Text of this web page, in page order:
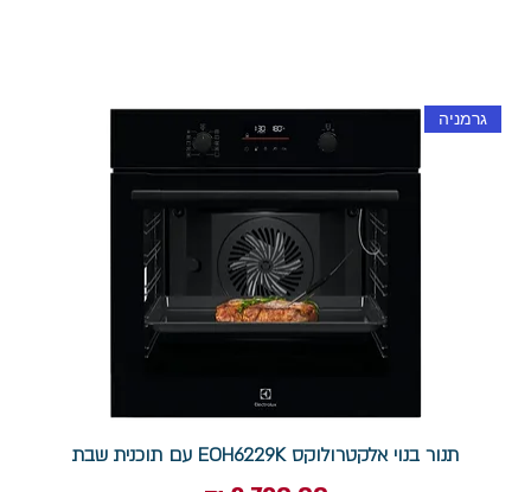
גרמניה
תנור בנוי אלקטרולוקס EOH6229K עם תוכנית שבת